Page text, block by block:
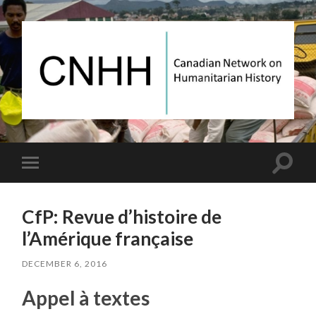
Canadian
Network
on
Toggle
mobile
Toggle
CfP: Revue d’histoire de
l’Amérique française
DECEMBER 6, 2016
Appel à textes